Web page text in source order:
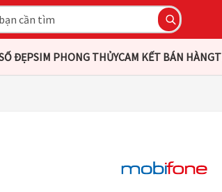
ĐẸPSIM PHONG THỦYCAM KẾT BÁN HÀNG